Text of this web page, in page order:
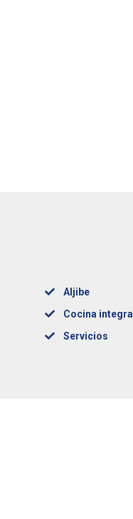
Aljibe
Cocina integral
Servicios